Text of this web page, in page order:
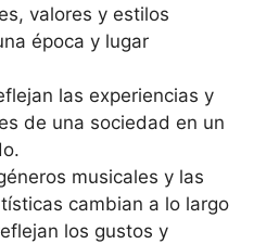
valores y estilos
época y lugar
las experiencias y
de una sociedad en un
musicales y las
cambian a lo largo
los gustos y